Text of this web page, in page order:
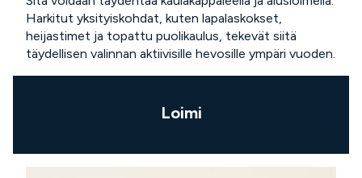
Harkitut yksityiskohdat, kuten lapalaskokset,
heijastimet ja topattu puolikaulus, tekevät siitä
täydellisen valinnan aktiivisille hevosille ympäri vuoden.
Loimi